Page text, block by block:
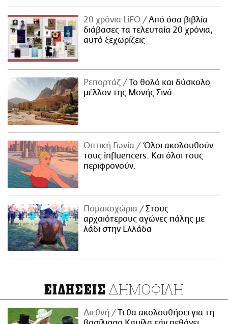
20 χρόνια LiFO
Από όσα βιβλία
διάβασες τα τελευταία 20 χρόνια,
αυτό ξεχωρίζεις
Ρεπορτάζ
Το θολό και δύσκολο
μέλλον της Μονής Σινά
Οπτική Γωνία
Όλοι ακολουθούν
τους influencers. Και όλοι τους
περιφρονούν.
Πομακοχώρια
Στους
αρχαιότερους αγώνες πάλης με
λάδι στην Ελλάδα
ΕΙΔΗΣΕΙΣ ΔΗΜΟΦΙΛΗ
Διεθνή
Τι θα ακολουθήσει για τη